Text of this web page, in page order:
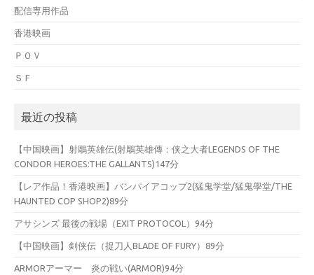
配信専用作品
香港映画
ＰＯＶ
ＳＦ
最近の投稿
【中国映画】射鵰英雄伝(射鵰英雄傳：侠之大者LEGENDS OF THE
CONDOR HEROES:THE GALLANTS)147分
【レア作品！香港映画】バンパイアコップ2(猛鬼学堂/猛鬼學堂/THE
HAUNTED COP SHOP2)89分
アサシンズ 最後の戦場（EXIT PROTOCOL）94分
【中国映画】剣侠伝（捉刀人BLADE OF FURY）89分
ARMORアーマー 炎の戦い(ARMOR)94分